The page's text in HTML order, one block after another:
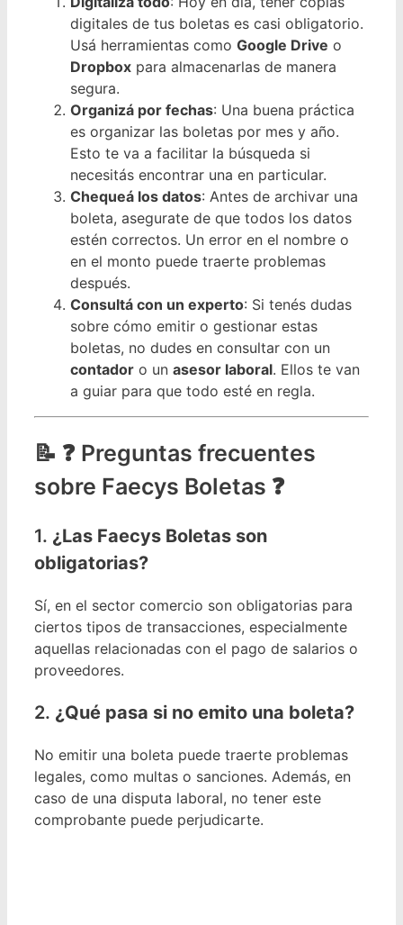
digitales de tus boletas es casi obligatorio.
Usá herramientas como Google Drive o
Dropbox para almacenarlas de manera
segura.
Organizá por fechas: Una buena práctica
es organizar las boletas por mes y año.
Esto te va a facilitar la búsqueda si
necesitás encontrar una en particular.
Chequeá los datos: Antes de archivar una
boleta, asegurate de que todos los datos
estén correctos. Un error en el nombre o
en el monto puede traerte problemas
después.
Consultá con un experto: Si tenés dudas
sobre cómo emitir o gestionar estas
boletas, no dudes en consultar con un
contador o un asesor laboral. Ellos te van
a guiar para que todo esté en regla.
❓ Preguntas frecuentes
sobre Faecys Boletas ❓
1. ¿Las Faecys Boletas son
obligatorias?
Sí, en el sector comercio son obligatorias para
ciertos tipos de transacciones, especialmente
aquellas relacionadas con el pago de salarios o
proveedores.
2. ¿Qué pasa si no emito una boleta?
No emitir una boleta puede traerte problemas
legales, como multas o sanciones. Además, en
caso de una disputa laboral, no tener este
comprobante puede perjudicarte.